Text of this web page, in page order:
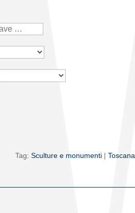
Tag: Sculture e monumenti | Toscana